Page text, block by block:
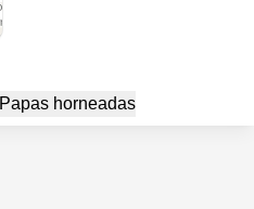
Papas horneadas